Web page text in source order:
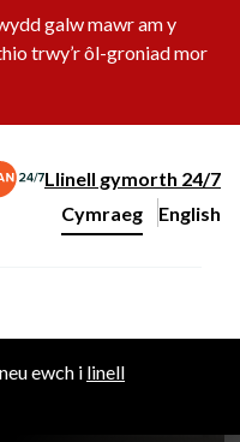
galw mawr am y
trwy’r ôl-groniad mor
Llinell gymorth 24/7
Newid iaith y wefan
Cymraeg English
–
neu ewch i linell